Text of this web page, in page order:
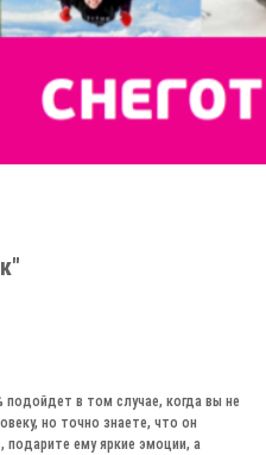
в том случае, когда вы не
но точно знаете, что он
ему яркие эмоции, а